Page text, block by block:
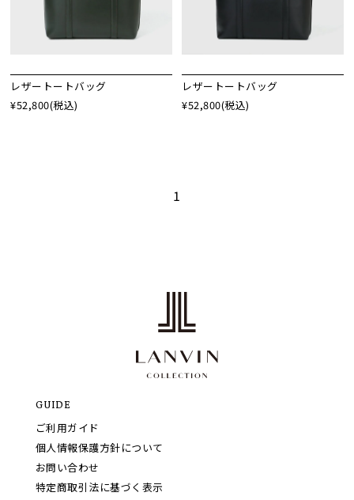
レザートートバッグ
¥52,800(税込)
レザートートバッグ
¥52,800(税込)
1
GUIDE
ご利用ガイド
個人情報保護方針について
お問い合わせ
特定商取引法に基づく表示